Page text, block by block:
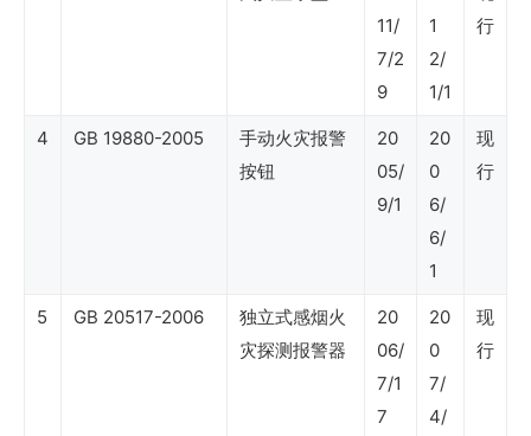
11/
7/2
9
1
2/
1/1
行
4 GB 19880-2005
手动火灾报警
按钮
20
05/
9/1
20
0
6/
6/
1
现
行
5 GB 20517-2006
独立式感烟火
灾探测报警器
20
06/
7/1
7
20
0
7/
4/
现
行